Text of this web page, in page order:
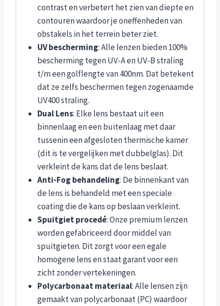
contrast en verbetert het zien van diepte en
contouren waardoor je oneffenheden van
obstakels in het terrein beter ziet.
UV bescherming: Alle lenzen bieden 100%
bescherming tegen UV-A en UV-B straling
t/m een golflengte van 400nm. Dat betekent
dat ze zelfs beschermen tegen zogenaamde
UV400 straling.
Dual Lens: Elke lens bestaat uit een
binnenlaag en een buitenlaag met daar
tussenin een afgesloten thermische kamer
(dit is te vergelijken met dubbelglas). Dit
verkleint de kans dat de lens beslaat.
Anti-Fog behandeling: De binnenkant van
de lens is behandeld met een speciale
coating die de kans op beslaan verkleint.
Spuitgiet procedé: Onze premium lenzen
worden gefabriceerd door middel van
spuitgieten. Dit zorgt voor een egale
homogene lens en staat garant voor een
zicht zonder vertekeningen.
Polycarbonaat materiaal: Alle lensen zijn
gemaakt van polycarbonaat (PC) waardoor